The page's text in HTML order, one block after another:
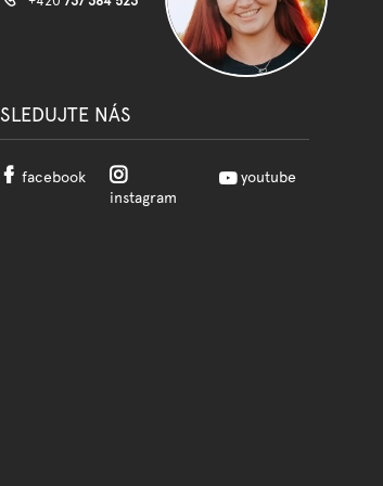
SLEDUJTE NÁS
facebook
instagram
youtube